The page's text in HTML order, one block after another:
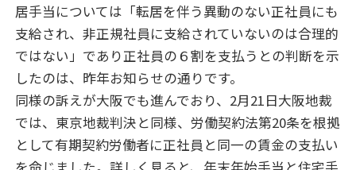
居手当については「転居を伴う異動のない正社員にも
支給され、非正規社員に支給されていないのは合理的
ではない」であり正社員の６割を支払うとの判断を示
したのは、昨年お知らせの通りです。
同様の訴えが大阪でも進んでおり、2月21日大阪地裁
では、東京地裁判決と同様、労働契約法第20条を根拠
として有期契約労働者に正社員と同一の賃金の支払い